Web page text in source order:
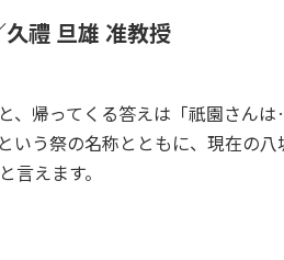
禮 旦雄 准教授
、帰ってくる答えは「祇園さん
いう祭の名称とともに、現在の
えます。